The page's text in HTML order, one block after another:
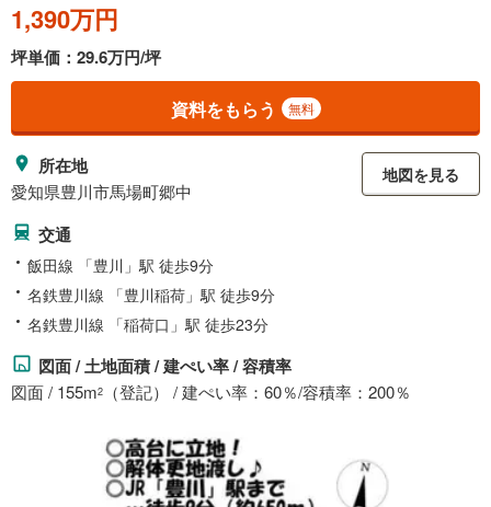
1,390万円
坪単価：29.6万円/坪
資料をもらう 無料
所在地
愛知県豊川市馬場町郷中
地図を見る
交通
飯田線 「豊川」駅 徒歩9分
名鉄豊川線 「豊川稲荷」駅 徒歩9分
名鉄豊川線 「稲荷口」駅 徒歩23分
図面 / 土地面積 / 建ぺい率 / 容積率
図面 / 155m2 （登記） / 建ぺい率：60％/容積率：200％